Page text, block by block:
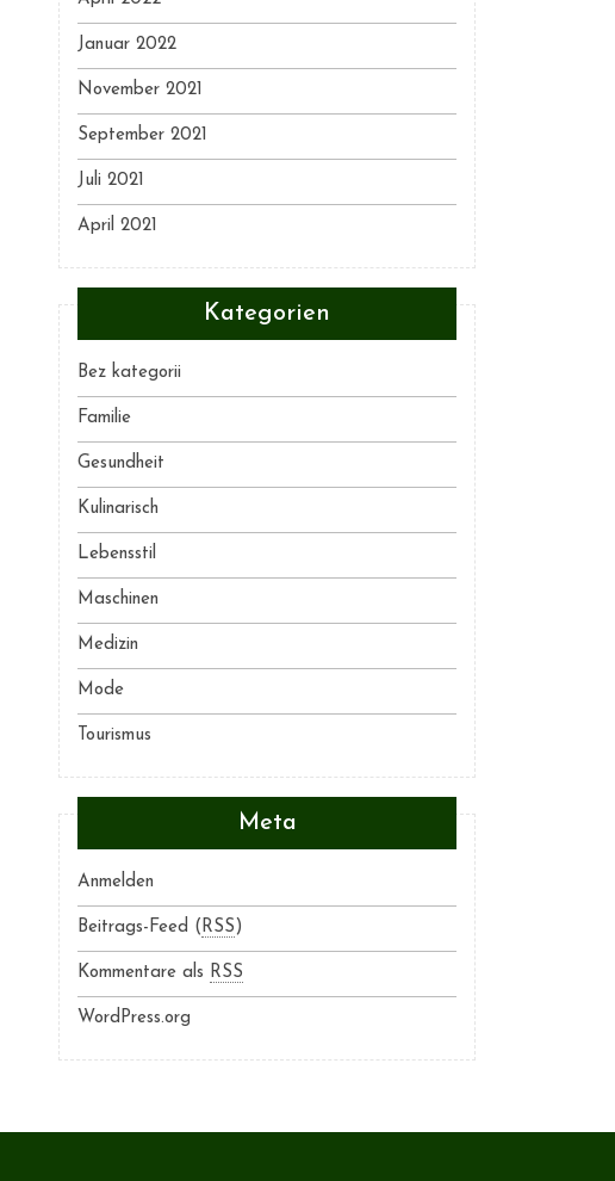
Januar 2022
November 2021
September 2021
Juli 2021
April 2021
Kategorien
Bez kategorii
Familie
Gesundheit
Kulinarisch
Lebensstil
Maschinen
Medizin
Mode
Tourismus
Meta
Anmelden
Beitrags-Feed (RSS )
Kommentare als RSS
WordPress.org